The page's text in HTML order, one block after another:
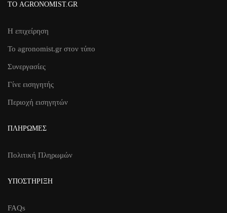
ΤΟ AGRONOMIST.GR
Η επιχείρηση
Το agronomist.gr στον τύπο
Συνεργασίες
Γίνε εισηγητής
Περιοχή εισηγητών
ΠΛΗΡΩΜΈΣ
Πολιτική Πληρωμών
ΥΠΟΣΤΉΡΙΞΗ
FAQs